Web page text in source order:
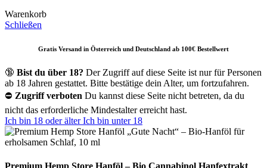
Warenkorb
Schließen
Gratis Versand in Österreich und Deutschland ab 100€ Bestellwert
🔞 Bist du über 18? Der Zugriff auf diese Seite ist nur für Personen
ab 18 Jahren gestattet. Bitte bestätige dein Alter, um fortzufahren.
⛔ Zugriff verboten Du kannst diese Seite nicht betreten, da du
nicht das erforderliche Mindestalter erreicht hast.
Ich bin 18 oder älterIch bin unter 18
Premium Hemp Store Hanföl – Bio Cannabinol Hanfextrakt